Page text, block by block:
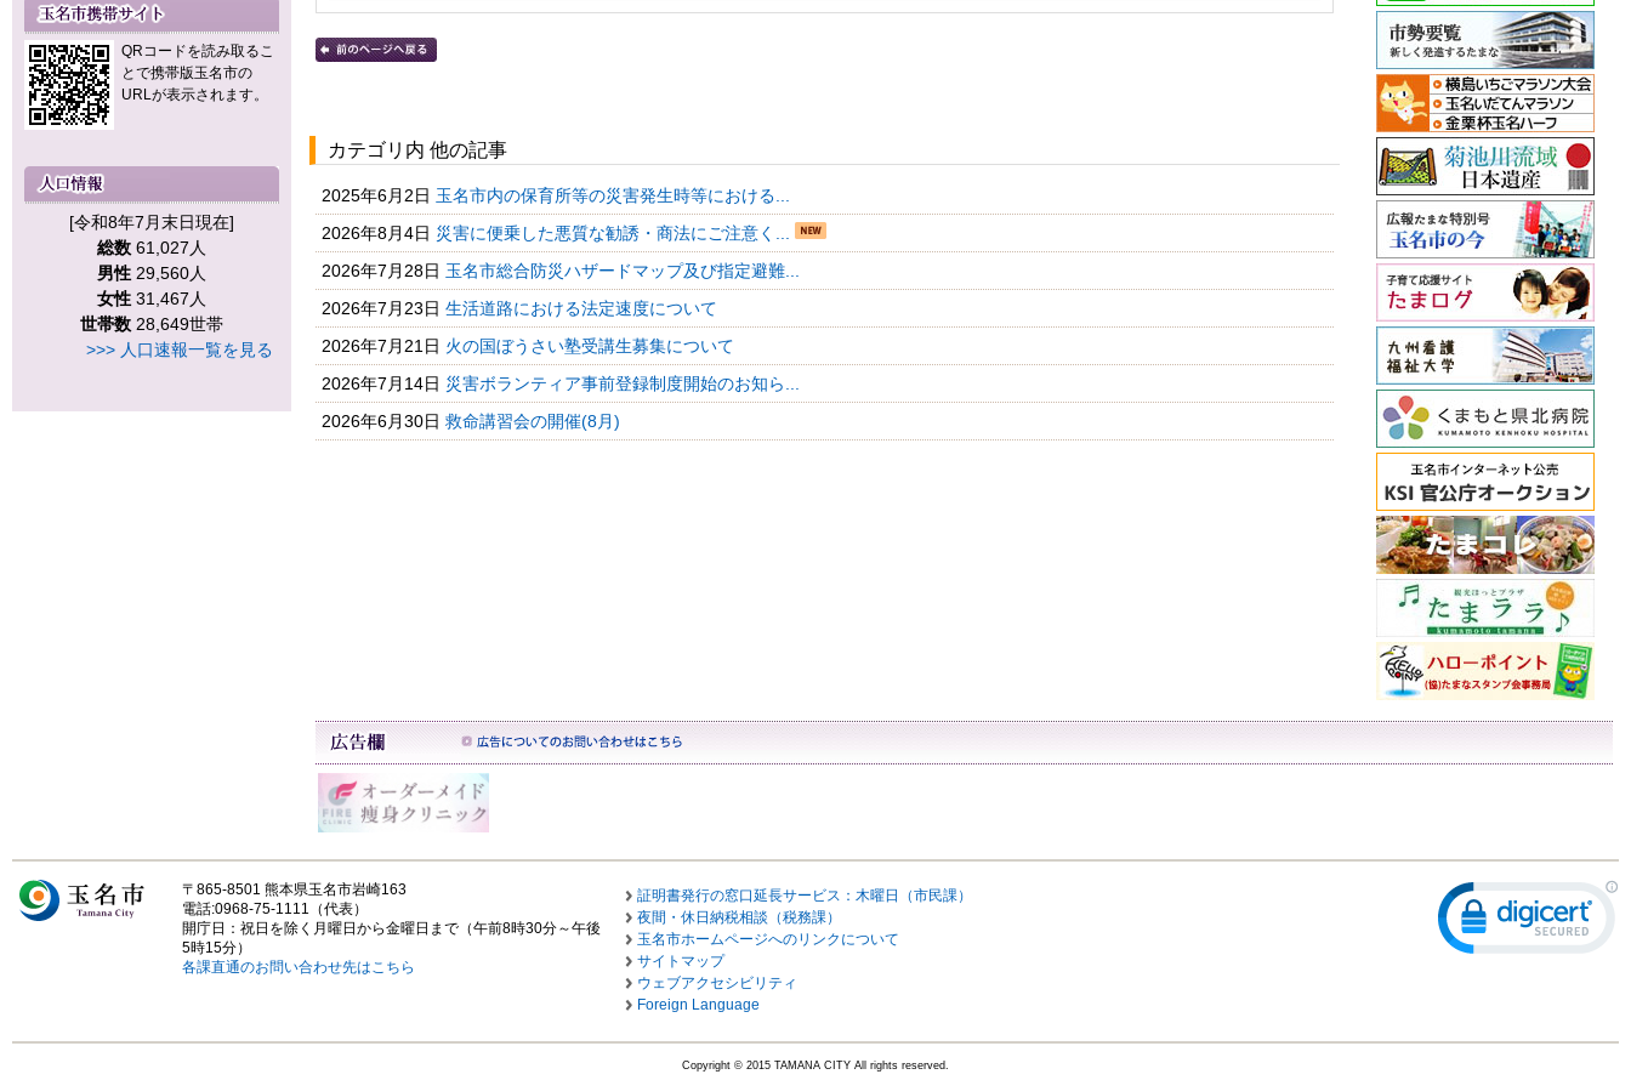
QRコードを読み取るこ
とで携帯版玉名市の
URLが表示されます。
[令和8年7月末日現在]
総数 61,027人
男性 29,560人
女性 31,467人
世帯数 28,649世帯
>>> 人口速報一覧を見る
カテゴリ内 他の記事
2025年6月2日 玉名市内の保育所等の災害発生時等における...
2026年8月4日 災害に便乗した悪質な勧誘・商法にご注意く...
2026年7月28日 玉名市総合防災ハザードマップ及び指定避難...
2026年7月23日 生活道路における法定速度について
2026年7月21日 火の国ぼうさい塾受講生募集について
2026年7月14日 災害ボランティア事前登録制度開始のお知ら...
2026年6月30日 救命講習会の開催(8月)
〒865-8501 熊本県玉名市岩崎163
電話:0968-75-1111（代表）
開庁日：祝日を除く月曜日から金曜日まで（午前8時30分～午後
5時15分）
各課直通のお問い合わせ先はこちら
証明書発行の窓口延長サービス：木曜日（市民課）
夜間・休日納税相談（税務課）
玉名市ホームページへのリンクについて
サイトマップ
ウェブアクセシビリティ
Foreign Language
Copyright © 2015 TAMANA CITY All rights reserved.